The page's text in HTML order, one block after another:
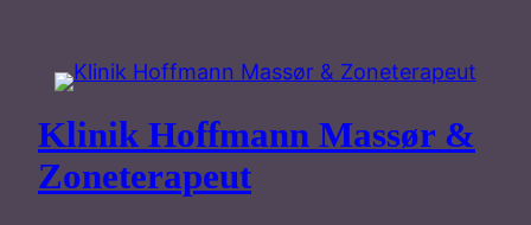
indhold
Klinik Hoffmann Massør &
Zoneterapeut